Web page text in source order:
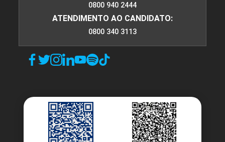
0800 940 2444
ATENDIMENTO AO CANDIDATO:
0800 340 3113